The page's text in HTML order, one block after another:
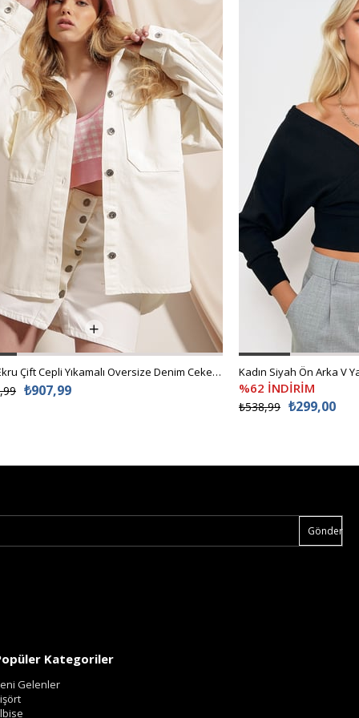
Kadın Ekru Çift Cepli Yıkamalı Oversize Denim Ceket ALC-X8152
₺907,99 %62 İNDİRİM
₺299,00
₺538,99
Gönder
Kategoriler
Gelenler